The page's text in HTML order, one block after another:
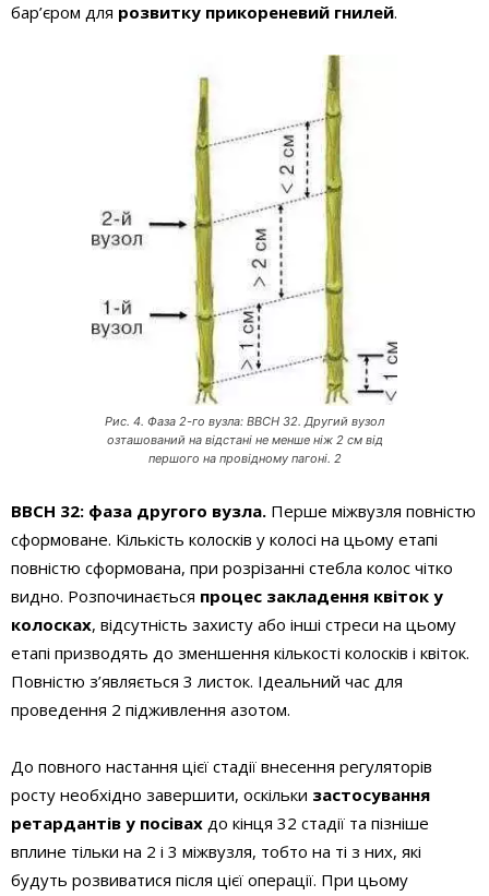
бар’єром для розвитку прикореневий гнилей.
Рис. 4. Фаза 2-го вузла: BBCH 32. Другий вузол
озташований на відстані не менше ніж 2 см від
першого на провідному пагоні. 2
BBCH 32: фаза другого вузла. Перше міжвузля повністю
сформоване. Кількість колосків у колосі на цьому етапі
повністю сформована, при розрізанні стебла колос чітко
видно. Розпочинається процес закладення квіток у
колосках, відсутність захисту або інші стреси на цьому
етапі призводять до зменшення кількості колосків і квіток.
Повністю з’являється 3 листок. Ідеальний час для
проведення 2 підживлення азотом.
До повного настання цієї стадії внесення регуляторів
росту необхідно завершити, оскільки застосування
ретардантів у посівах до кінця 32 стадії та пізніше
вплине тільки на 2 і 3 міжвузля, тобто на ті з них, які
будуть розвиватися після цієї операції. При цьому